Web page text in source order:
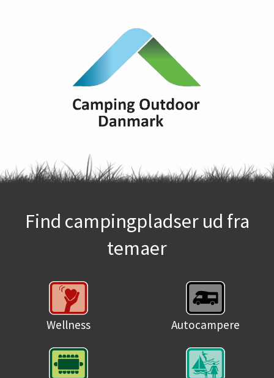
Find campingpladser ud fra
temaer
Wellness Autocampere